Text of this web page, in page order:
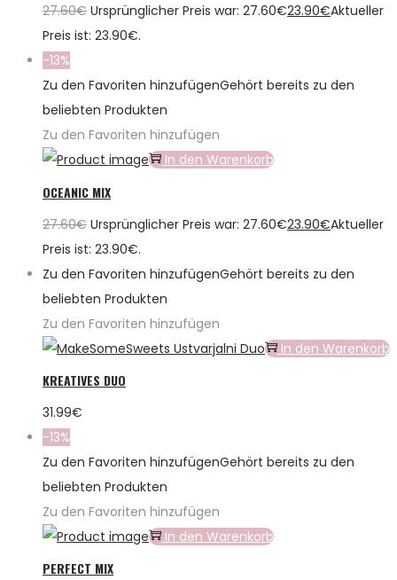
27.60€ Ursprünglicher Preis war: 27.60€23.90€Aktueller
Preis ist: 23.90€.
-13%
Zu den Favoriten hinzufügenGehört bereits zu den
beliebten Produkten
Zu den Favoriten hinzufügen
In den Warenkorb
OCEANIC MIX
27.60€ Ursprünglicher Preis war: 27.60€23.90€Aktueller
Preis ist: 23.90€.
Zu den Favoriten hinzufügenGehört bereits zu den
beliebten Produkten
Zu den Favoriten hinzufügen
In den Warenkorb
KREATIVES DUO
31.99€
-13%
Zu den Favoriten hinzufügenGehört bereits zu den
beliebten Produkten
Zu den Favoriten hinzufügen
In den Warenkorb
PERFECT MIX